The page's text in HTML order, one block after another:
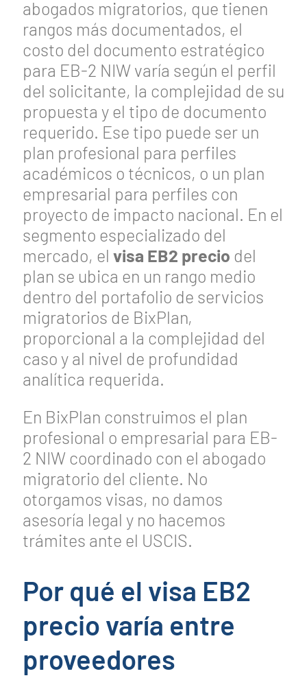
abogados migratorios, que tienen
rangos más documentados, el
costo del documento estratégico
para EB-2 NIW varía según el perfil
del solicitante, la complejidad de su
propuesta y el tipo de documento
requerido. Ese tipo puede ser un
plan profesional para perfiles
académicos o técnicos, o un plan
empresarial para perfiles con
proyecto de impacto nacional. En el
segmento especializado del
mercado, el visa EB2 precio del
plan se ubica en un rango medio
dentro del portafolio de servicios
migratorios de BixPlan,
proporcional a la complejidad del
caso y al nivel de profundidad
analítica requerida.
En BixPlan construimos el plan
profesional o empresarial para EB-
2 NIW coordinado con el abogado
migratorio del cliente. No
otorgamos visas, no damos
asesoría legal y no hacemos
trámites ante el USCIS.
Por qué el visa EB2
precio varía entre
proveedores